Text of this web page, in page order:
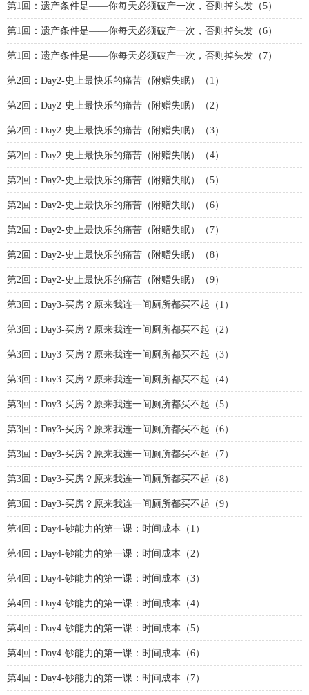
第1回：遗产条件是——你每天必须破产一次，否则掉头发（5）
第1回：遗产条件是——你每天必须破产一次，否则掉头发（6）
第1回：遗产条件是——你每天必须破产一次，否则掉头发（7）
第2回：Day2-史上最快乐的痛苦（附赠失眠）（1）
第2回：Day2-史上最快乐的痛苦（附赠失眠）（2）
第2回：Day2-史上最快乐的痛苦（附赠失眠）（3）
第2回：Day2-史上最快乐的痛苦（附赠失眠）（4）
第2回：Day2-史上最快乐的痛苦（附赠失眠）（5）
第2回：Day2-史上最快乐的痛苦（附赠失眠）（6）
第2回：Day2-史上最快乐的痛苦（附赠失眠）（7）
第2回：Day2-史上最快乐的痛苦（附赠失眠）（8）
第2回：Day2-史上最快乐的痛苦（附赠失眠）（9）
第3回：Day3-买房？原来我连一间厕所都买不起（1）
第3回：Day3-买房？原来我连一间厕所都买不起（2）
第3回：Day3-买房？原来我连一间厕所都买不起（3）
第3回：Day3-买房？原来我连一间厕所都买不起（4）
第3回：Day3-买房？原来我连一间厕所都买不起（5）
第3回：Day3-买房？原来我连一间厕所都买不起（6）
第3回：Day3-买房？原来我连一间厕所都买不起（7）
第3回：Day3-买房？原来我连一间厕所都买不起（8）
第3回：Day3-买房？原来我连一间厕所都买不起（9）
第4回：Day4-钞能力的第一课：时间成本（1）
第4回：Day4-钞能力的第一课：时间成本（2）
第4回：Day4-钞能力的第一课：时间成本（3）
第4回：Day4-钞能力的第一课：时间成本（4）
第4回：Day4-钞能力的第一课：时间成本（5）
第4回：Day4-钞能力的第一课：时间成本（6）
第4回：Day4-钞能力的第一课：时间成本（7）